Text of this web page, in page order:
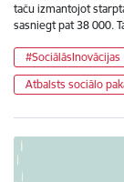
taču izmantojot
sasniegt pat 38 000.
#SociālāsInovācijas
Atbalsts sociālo